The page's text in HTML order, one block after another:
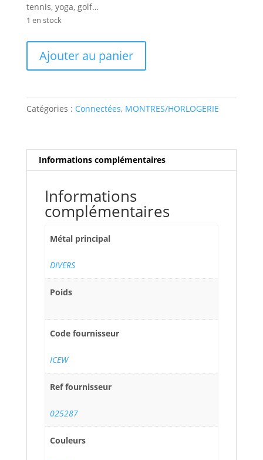
tennis, yoga, golf…
1 en stock
ICE
TKS
2.0
x
Ajouter au panier
Catégories : Connectées, MONTRES/HORLOGERIE
Informations complémentaires
Informations
complémentaires
Métal principal
DIVERS
Poids
Code fournisseur
ICEW
Ref fournisseur
025287
Couleurs